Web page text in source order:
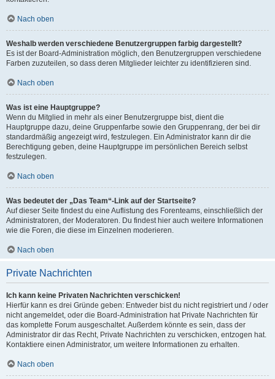
Nach oben
Weshalb werden verschiedene Benutzergruppen farbig dargestellt?
Es ist der Board-Administration möglich, den Benutzergruppen verschiedene
Farben zuzuteilen, so dass deren Mitglieder leichter zu identifizieren sind.
Nach oben
Was ist eine Hauptgruppe?
Wenn du Mitglied in mehr als einer Benutzergruppe bist, dient die
Hauptgruppe dazu, deine Gruppenfarbe sowie den Gruppenrang, der bei dir
standardmäßig angezeigt wird, festzulegen. Ein Administrator kann dir die
Berechtigung geben, deine Hauptgruppe im persönlichen Bereich selbst
festzulegen.
Nach oben
Was bedeutet der „Das Team“-Link auf der Startseite?
Auf dieser Seite findest du eine Auflistung des Forenteams, einschließlich der
Administratoren, der Moderatoren. Du findest hier auch weitere Informationen
wie die Foren, die diese im Einzelnen moderieren.
Nach oben
Private Nachrichten
Ich kann keine Privaten Nachrichten verschicken!
Hierfür kann es drei Gründe geben: Entweder bist du nicht registriert und / oder
nicht angemeldet, oder die Board-Administration hat Private Nachrichten für
das komplette Forum ausgeschaltet. Außerdem könnte es sein, dass der
Administrator dir das Recht, Private Nachrichten zu verschicken, entzogen hat.
Kontaktiere einen Administrator, um weitere Informationen zu erhalten.
Nach oben